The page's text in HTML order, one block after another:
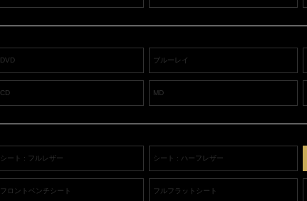
DVD ブルーレイ
CD MD
シート : フルレザー シート : ハーフレザー
フロントベンチシート フルフラットシート